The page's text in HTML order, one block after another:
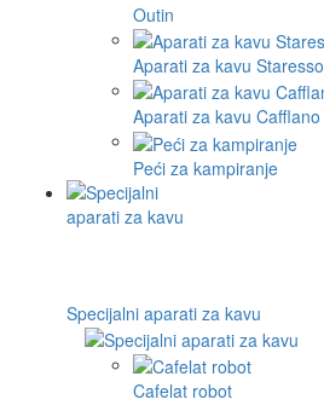
Outin
Aparati za kavu Staresso
Aparati za kavu Cafflano
Peći za kampiranje
Specijalni aparati za kavu
Cafelat robot